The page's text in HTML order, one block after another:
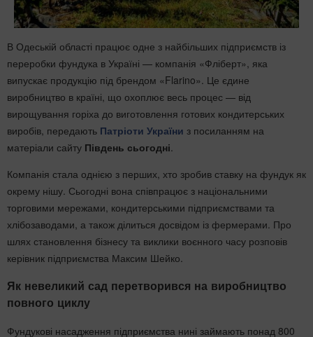
В Одеській області працює одне з найбільших підприємств із
переробки фундука в Україні — компанія «Фліберт», яка
випускає продукцію під брендом «Flarino». Це єдине
виробництво в країні, що охоплює весь процес — від
вирощування горіха до виготовлення готових кондитерських
виробів, передають Патріоти України з посиланням на
матеріали сайту Південь сьогодні
Компанія стала однією з перших, хто зробив ставку на фундук як
окрему нішу. Сьогодні вона співпрацює з національними
торговими мережами, кондитерськими підприємствами та
хлібозаводами, а також ділиться досвідом із фермерами. Про
шлях становлення бізнесу та виклики воєнного часу розповів
керівник підприємства Максим Шейко.
Як невеликий сад перетворився на виробництво
повного циклу
Фундукові насадження підприємства нині займають понад 800